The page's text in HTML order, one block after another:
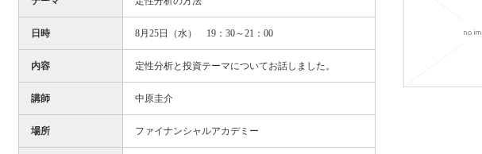
日時 8月25日（水） 19：30～21：00
内容 定性分析と投資テーマについてお話しました。
講師 中原圭介
場所 ファイナンシャルアカデミー